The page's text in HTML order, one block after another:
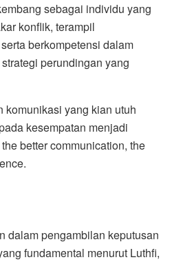
sebagai individu yang
konflik, terampil
berkompetensi dalam
perundingan yang
komunikasi yang kian utuh
kesempatan menjadi
better communication, the
dalam pengambilan keputusan
fundamental menurut Luthfi,